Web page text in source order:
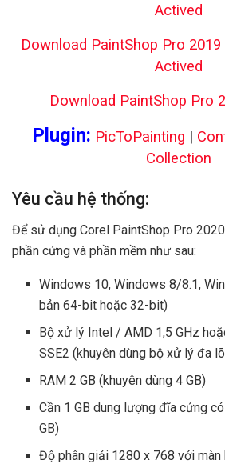
Actived
Download PaintShop Pro
Actived
Download PaintShop Pro
Plugin: PicToPainting |
Collection
Yêu cầu hệ thống:
Để sử dụng Corel PaintShop Pro
phần cứng và phần mềm như sau:
Windows 10, Windows 8/8.1,
bản 64-bit hoặc 32-bit)
Bộ xử lý Intel / AMD 1,5 GHz
SSE2 (khuyên dùng bộ xử lý đa
RAM 2 GB (khuyên dùng 4 GB)
Cần 1 GB dung lượng đĩa cứng
GB)
Độ phân giải 1280 x 768 với màn